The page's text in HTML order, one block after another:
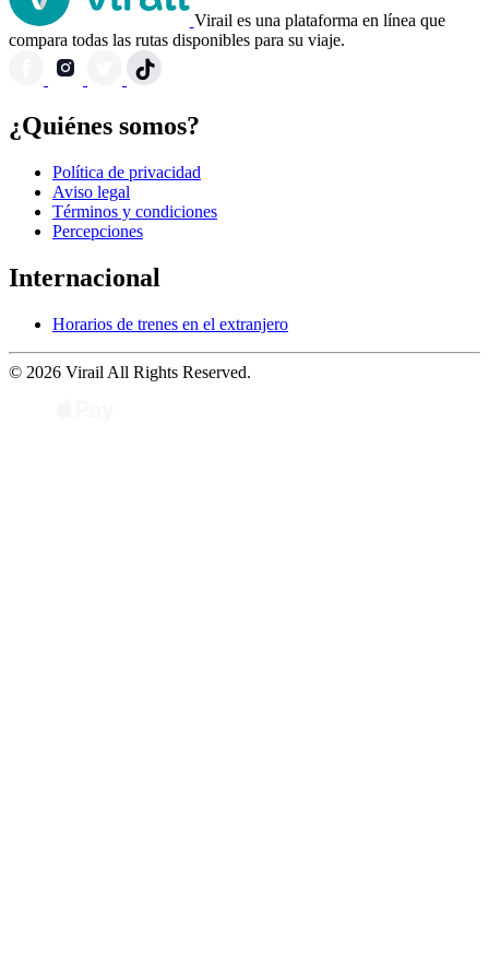
Virail es una plataforma en línea que
compara todas las rutas disponibles para su viaje.
¿Quiénes somos?
Política de privacidad
Aviso legal
Términos y condiciones
Percepciones
Internacional
Horarios de trenes en el extranjero
© 2026 Virail All Rights Reserved.